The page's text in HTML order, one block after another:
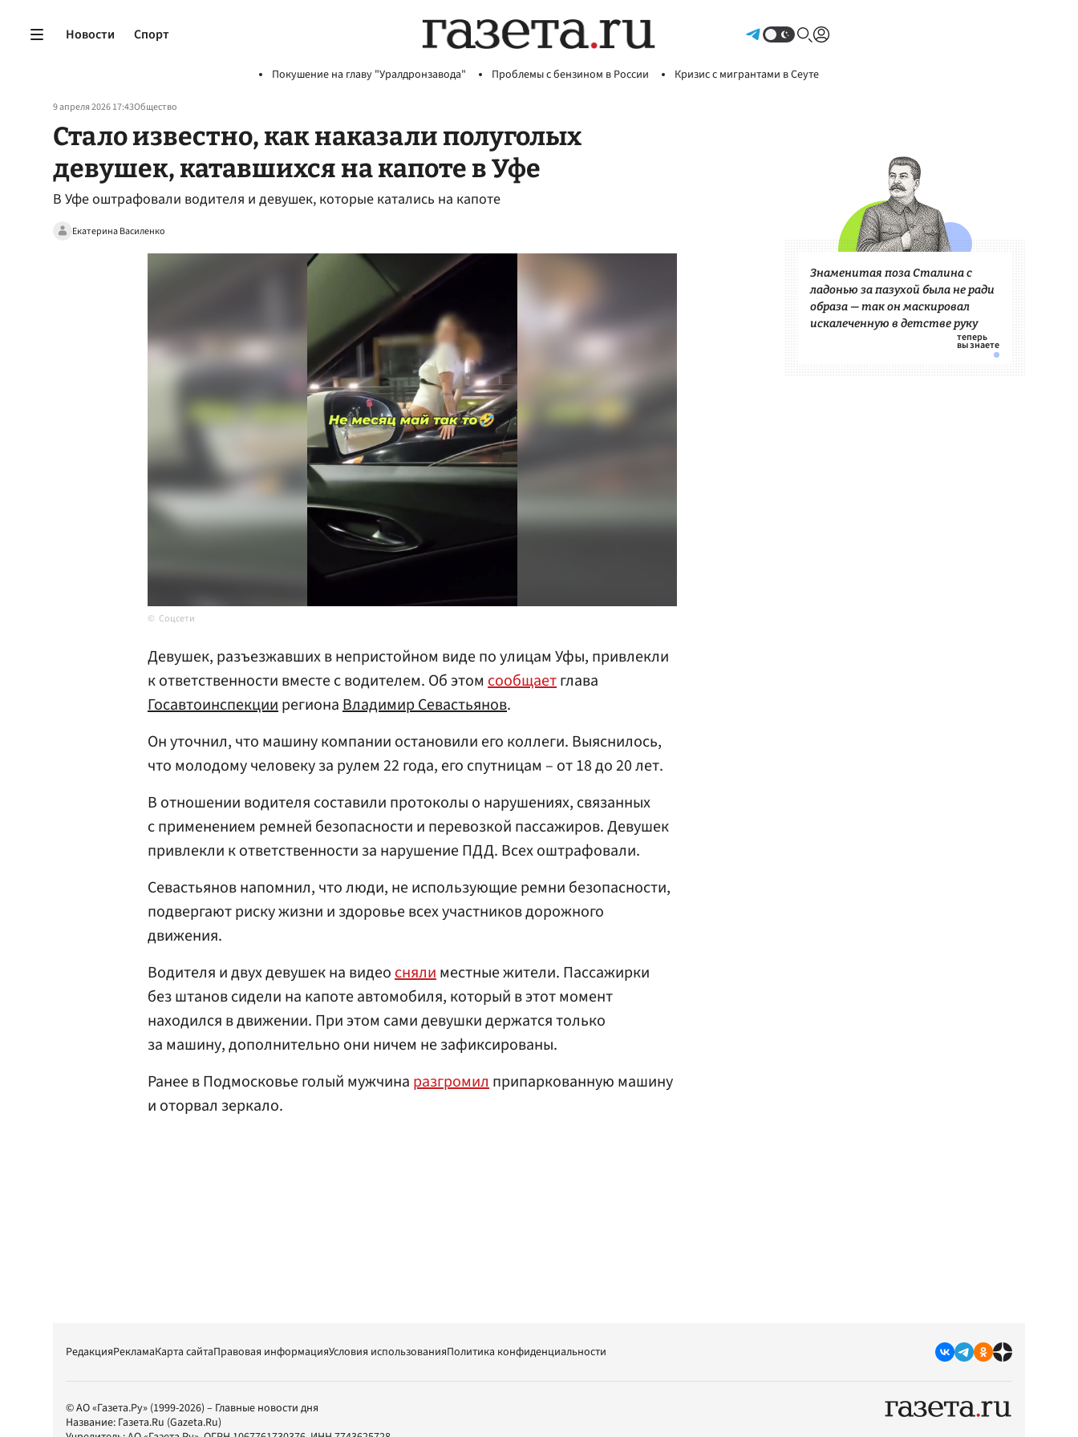
Новости Спорт
Покушение на главу "Уралдронзавода" Проблемы с бензином в России Кризис с мигрантами в Сеуте
9 апреля 2026 17:43Общество
Стало известно, как наказали полуголых
девушек, катавшихся на капоте в Уфе
В Уфе оштрафовали водителя и девушек, которые катались на капоте
Екатерина Василенко
Соцсети
Девушек, разъезжавших в непристойном виде по улицам Уфы, привлекли
к ответственности вместе с водителем. Об этом сообщаетглава
ГосавтоинспекциирегионаВладимир Севастьянов.
Он уточнил, что машину компании остановили его коллеги. Выяснилось,
что молодому человеку за рулем 22 года, его спутницам – от 18 до 20 лет.
В отношении водителя составили протоколы о нарушениях, связанных
с применением ремней безопасности и перевозкой пассажиров. Девушек
привлекли к ответственности за нарушение ПДД. Всех оштрафовали.
Севастьянов напомнил, что люди, не использующие ремни безопасности,
подвергают риску жизни и здоровье всех участников дорожного
движения.
Водителя и двух девушек на видеоснялиместные жители. Пассажирки
без штанов сидели на капоте автомобиля, который в этот момент
находился в движении. При этом сами девушки держатся только
за машину, дополнительно они ничем не зафиксированы.
Ранее в Подмосковье голый мужчина разгромилприпаркованную машину
и оторвал зеркало.
Знаменитая поза Сталина с
ладонью за пазухой была не ради
образа — так он маскировал
искалеченную в детстве руку
РедакцияРекламаКарта сайтаПравовая информацияУсловия использованияПолитика конфиденциальности
© АО «Газета.Ру» (1999-2026) – Главные новости дня
Название: Газета.Ru (Gazeta.Ru)